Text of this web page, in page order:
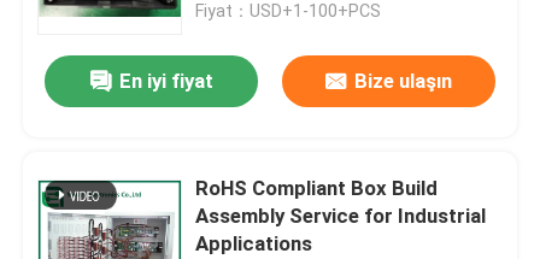
Fiyat：USD+1-100+PCS
En iyi fiyat Bize ulaşın
RoHS Compliant Box Build
Assembly Service for Industrial
Applications